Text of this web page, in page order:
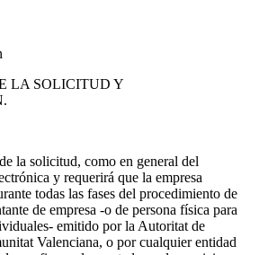
LA SOLICITUD Y
la solicitud, como en general del
y requerirá que la empresa
todas las fases del procedimiento de
de empresa -o de persona física para
emitido por la Autoritat de
Valenciana, o por cualquier entidad